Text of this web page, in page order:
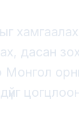
хамгаалах,
дасан
Монгол